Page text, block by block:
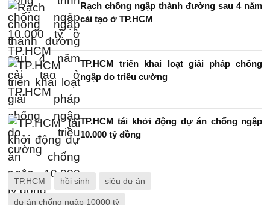
Rạch chống ngập thành đường sau 4 năm
cải tạo ở TP.HCM
TP.HCM triển khai loạt giải pháp chống
ngập do triều cường
TP.HCM tái khởi động dự án chống ngập
10.000 tỷ đồng
TP.HCM hồi sinh siêu dự án
dự án chống ngập 10000 tỷ